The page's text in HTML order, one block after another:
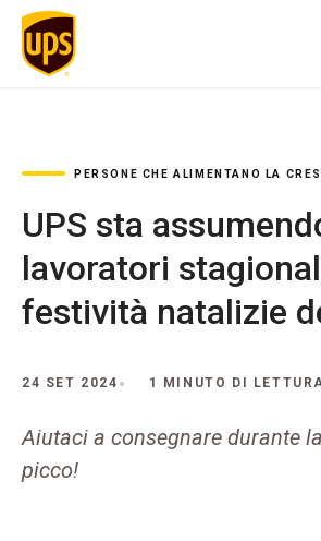
PERSONE CHE ALIMENTANO LA
UPS sta
lavoratori
festività natalizie
24 SET 2024 1 MINUTO DI
Aiutaci a consegnare durante
picco!